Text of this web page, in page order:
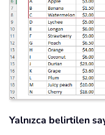
Yalnızca belirtilen